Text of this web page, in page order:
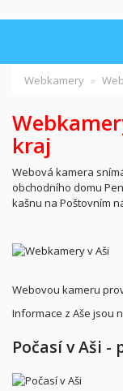
Webkamery
kraj
Webová kamera
obchodního domu
kašnu na Poštovním
Webovou kameru
Informace z Aše jsou
Počasí v Aši -